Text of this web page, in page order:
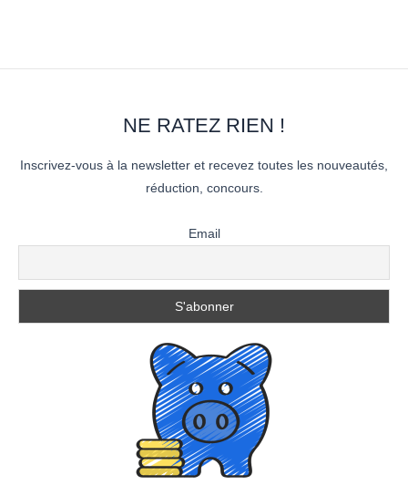
NE RATEZ RIEN !
Inscrivez-vous à la newsletter et recevez toutes les nouveautés,
réduction, concours.
Email